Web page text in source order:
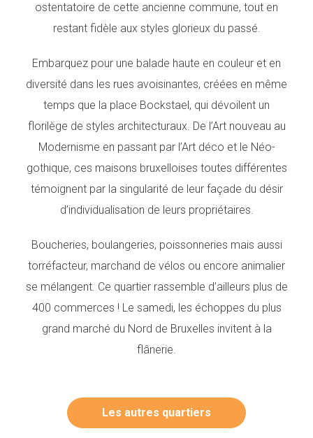
ostentatoire de cette ancienne commune, tout en
restant fidèle aux styles glorieux du passé.
Embarquez pour une balade haute en couleur et en
diversité dans les rues avoisinantes, créées en même
temps que la place Bockstael, qui dévoilent un
florilège de styles architecturaux. De l’Art nouveau au
Modernisme en passant par l’Art déco et le Néo-
gothique, ces maisons bruxelloises toutes différentes
témoignent par la singularité de leur façade du désir
d’individualisation de leurs propriétaires.
Boucheries, boulangeries, poissonneries mais aussi
torréfacteur, marchand de vélos ou encore animalier
se mélangent. Ce quartier rassemble d’ailleurs plus de
400 commerces ! Le samedi, les échoppes du plus
grand marché du Nord de Bruxelles invitent à la
flânerie.
Les autres quartiers